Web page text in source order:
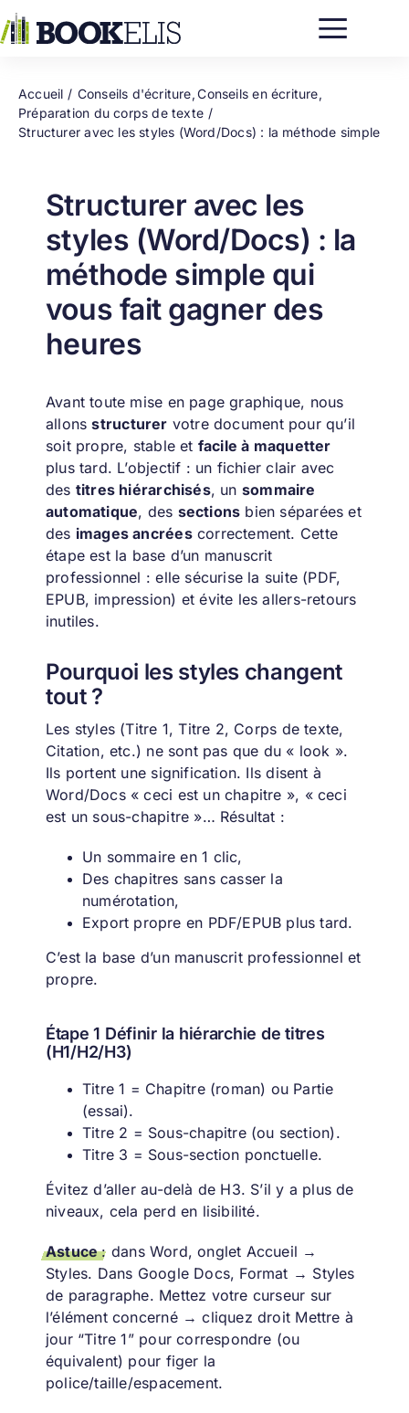
au
contenu
Accueil Conseils d'écriture Conseils en écriture
Préparation du corps de texte
Structurer avec les styles (Word/Docs) : la méthode simple
Structurer avec les
styles (Word/Docs) : la
méthode simple qui
vous fait gagner des
heures
Avant toute mise en page graphique, nous
allonsstructurer votre document pour qu’il
soit propre, stable et facile à maquetter
plus tard. L’objectif : un fichier clair avec
des titres hiérarchisés, un sommaire
automatique, des sections bien séparées et
des images ancréescorrectement. Cette
étape est la base d’un manuscrit
professionnel : elle sécurise la suite (PDF,
EPUB, impression) et évite les allers-retours
inutiles.
Pourquoi les styles changent
tout ?
Les styles (Titre 1, Titre 2, Corps de texte,
Citation, etc.) ne sont pas que du « look ».
Ils portent une signification. Ils disent à
Word/Docs « ceci est un chapitre », « ceci
est un sous-chapitre »… Résultat :
Un sommaire en 1 clic,
Des chapitres sans casser la
numérotation,
Export propre en PDF/EPUB plus tard.
C’est la base d’un manuscrit professionnel et
propre.
Étape 1 Définir la hiérarchie de titres
(H1/H2/H3)
Titre 1 = Chapitre (roman) ou Partie
(essai).
Titre 2 = Sous-chapitre (ou section).
Titre 3 = Sous-section ponctuelle.
Évitez d’aller au-delà de H3. S’il y a plus de
niveaux, cela perd en lisibilité.
Astuce: dans Word, onglet Accueil →
Styles. Dans Google Docs, Format → Styles
de paragraphe. Mettez votre curseur sur
l’élément concerné → cliquez droit Mettre à
jour “Titre 1” pour correspondre (ou
équivalent) pour figer la
police/taille/espacement.